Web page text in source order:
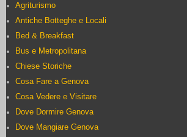
Agriturismo
Antiche Botteghe e Locali
Bed & Breakfast
Bus e Metropolitana
Chiese Storiche
Cosa Fare a Genova
Cosa Vedere e Visitare
Dove Dormire Genova
Dove Mangiare Genova